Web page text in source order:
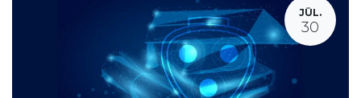
JŪL.
30